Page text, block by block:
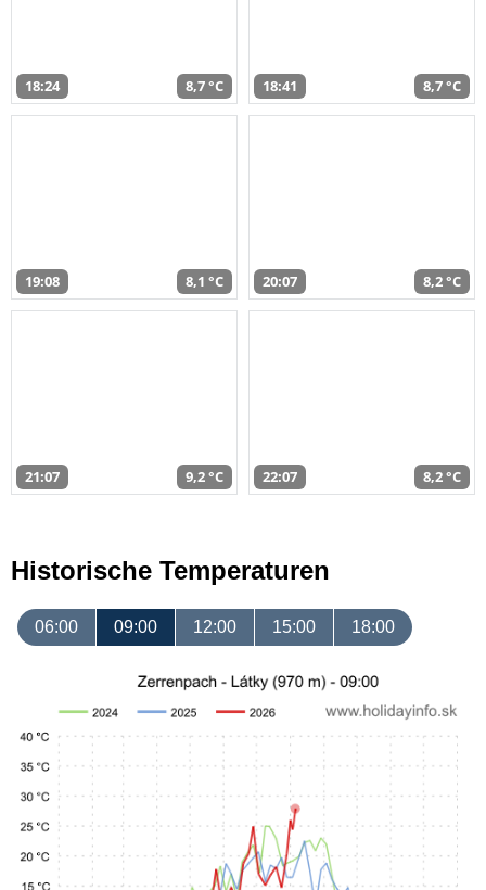
18:24 8,7 °C 18:41 8,7 °C
19:08 8,1 °C 20:07 8,2 °C
21:07 9,2 °C 22:07 8,2 °C
Historische Temperaturen
06:00 09:00 12:00 15:00 18:00